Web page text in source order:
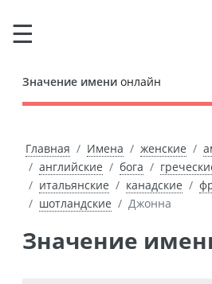
Значение имени онлайн
Главная Имена женские
английские
бога
итальянские
канадские
шотландские
Джонна
Значение